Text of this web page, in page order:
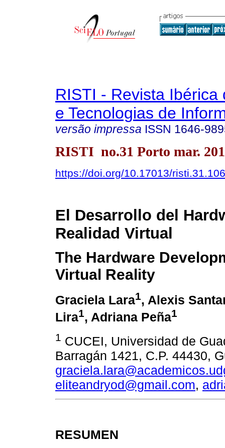
RISTI - Revista Ibérica
e Tecnologias de
versão impressa ISSN 1646-
RISTI no.31 Porto mar.
https://doi.org/10.17013/
El Desarrollo del
Realidad Virtual
The Hardware
Virtual Reality
Graciela Lara1, Alexis
Lira1, Adriana Peña1
1 CUCEI, Universidad de
Barragán 1421, C.P. 44430,
eliteandryod@gmail.com,
RESUMEN